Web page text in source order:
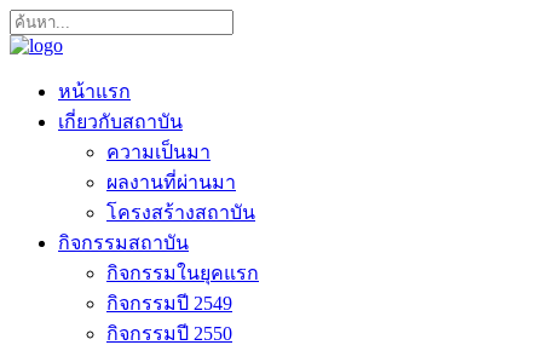
หน้าแรก
เกี่ยวกับสถาบัน
ความเป็นมา
ผลงานที่ผ่านมา
โครงสร้างสถาบัน
กิจกรรมสถาบัน
กิจกรรมในยุคแรก
กิจกรรมปี 2549
กิจกรรมปี 2550